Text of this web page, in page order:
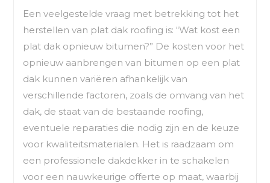
Een veelgestelde vraag met betrekking tot het
herstellen van plat dak roofing is: “Wat kost een
plat dak opnieuw bitumen?” De kosten voor het
opnieuw aanbrengen van bitumen op een plat
dak kunnen variëren afhankelijk van
verschillende factoren, zoals de omvang van het
dak, de staat van de bestaande roofing,
eventuele reparaties die nodig zijn en de keuze
voor kwaliteitsmaterialen. Het is raadzaam om
een professionele dakdekker in te schakelen
voor een nauwkeurige offerte op maat, waarbij